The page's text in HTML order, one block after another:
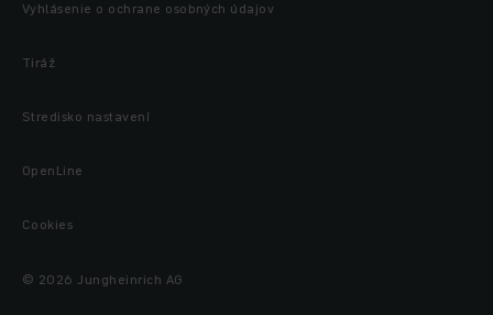
Vyhlásenie o ochrane osobných údajov
Tiráž
Stredisko nastavení
OpenLine
Cookies
© 2026 Jungheinrich AG